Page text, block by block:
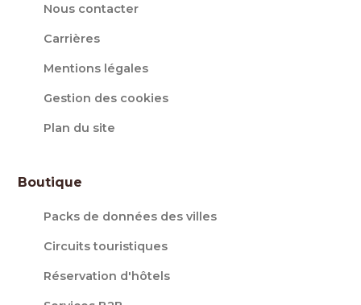
Nous contacter
Carrières
Mentions légales
Gestion des cookies
Plan du site
Boutique
Packs de données des villes
Circuits touristiques
Réservation d'hôtels